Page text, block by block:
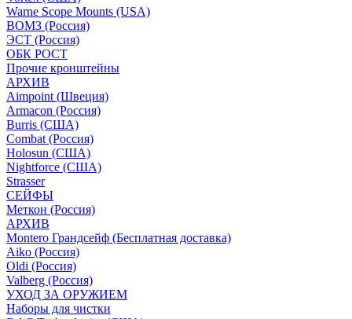
Warne Scope Mounts (USA)
ВОМЗ (Россия)
ЭСТ (Россия)
ОБК РОСТ
Прочие кронштейны
АРХИВ
Aimpoint (Швеция)
Armacon (Россия)
Burris (США)
Combat (Россия)
Holosun (США)
Nightforce (США)
Strasser
СЕЙФЫ
Меткон (Россия)
АРХИВ
Montero Грандсейф (Бесплатная доставка)
Aiko (Россия)
Oldi (Россия)
Valberg (Россия)
УХОД ЗА ОРУЖИЕМ
Наборы для чистки